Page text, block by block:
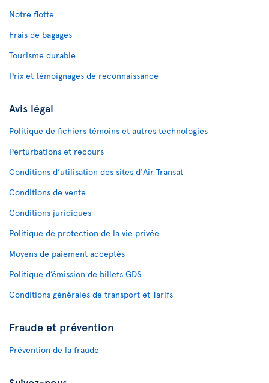
Notre flotte
Frais de bagages
Tourisme durable
Prix et témoignages de reconnaissance
Avis légal
Politique de fichiers témoins et autres technologies
Perturbations et recours
Conditions d’utilisation des sites d'Air Transat
Conditions de vente
Conditions juridiques
Politique de protection de la vie privée
Moyens de paiement acceptés
Politique d’émission de billets GDS
Conditions générales de transport et Tarifs
Fraude et prévention
Prévention de la fraude